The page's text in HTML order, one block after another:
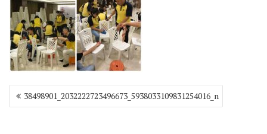
文
章
38498901_2032222723496673_5938033109831254016_n